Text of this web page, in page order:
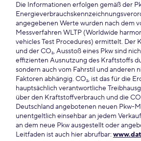
Die Informationen erfolgen gemäß der
angegebenen Werte wurden nach dem
Messverfahren WLTP (Worldwide
vehicles Test Procedures) ermittelt. Der
und der CO₂, Ausstoß eines Pkw sind
effizienten Ausnutzung des Kraftstoffs
sondern auch vom Fahrstil und anderen
Faktoren abhängig. CO₂, ist das für die
hauptsächlich verantwortliche
über den Kraftstoffverbrauch und die
Deutschland angebotenen neuen Pkw-
unentgeltlich einsehbar an jedem
an dem neue Pkw ausgestellt oder
Leitfaden ist auch hier abrufbar: